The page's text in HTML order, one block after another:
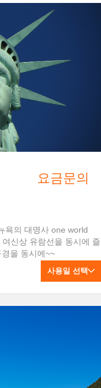
신상 유람선을 동시에 즐
을 동시에~~
요금문의
사용일 선택